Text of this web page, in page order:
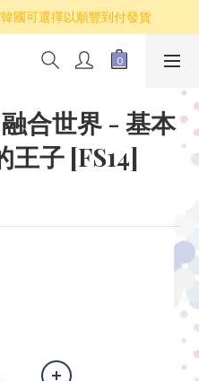
買滿$800包順豐(香港境內)
國可選擇以順豐到付發貨
買滿$800包順豐(香港境內)
合世界 - 基本
王子 [FS14]